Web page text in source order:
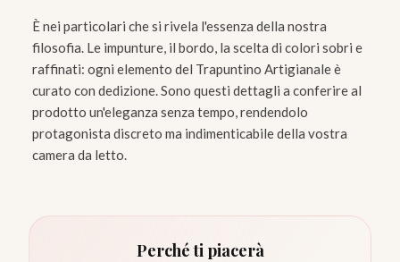
È nei particolari che si rivela l'essenza della nostra
filosofia. Le impunture, il bordo, la scelta di colori sobri e
raffinati: ogni elemento del Trapuntino Artigianale è
curato con dedizione. Sono questi dettagli a conferire al
prodotto un'eleganza senza tempo, rendendolo
protagonista discreto ma indimenticabile della vostra
camera da letto.
Perché ti piacerà